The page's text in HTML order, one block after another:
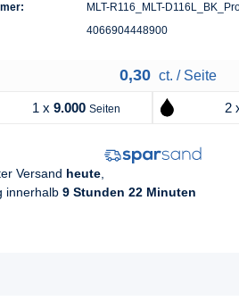
MLT-R116_MLT-
4066904448900
0,30 ct. / Seite
1 x 9.000 Seiten 2
Versand heute,
innerhalb 9 Stunden 22 Minuten